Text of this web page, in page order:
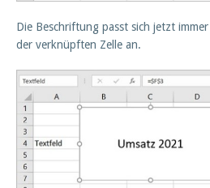
Die Beschriftung passt sich jetzt
der verknüpften Zelle an.